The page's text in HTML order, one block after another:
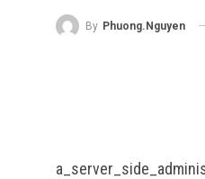
By Phuong.Nguyen